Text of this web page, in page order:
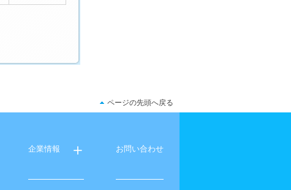
ページの先頭へ戻る